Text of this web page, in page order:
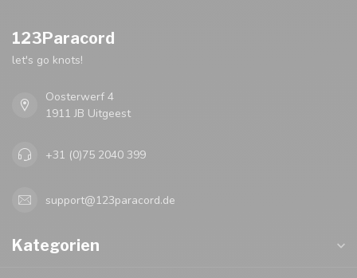
123Paracord
let's go knots!
Oosterwerf 4
1911 JB Uitgeest
+31 (0)75 2040 399
support@123paracord.de
Kategorien